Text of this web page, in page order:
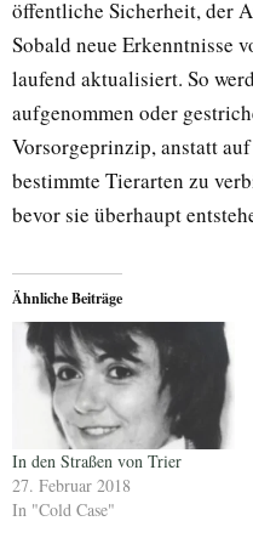
öffentliche Sicherheit, der
Sobald neue Erkenntnisse
laufend aktualisiert. So
aufgenommen oder
Vorsorgeprinzip, anstatt
bestimmte Tierarten zu
bevor sie überhaupt
Ähnliche Beiträge
In den Straßen von Trier
27. Februar 2018
In "Cold Case"